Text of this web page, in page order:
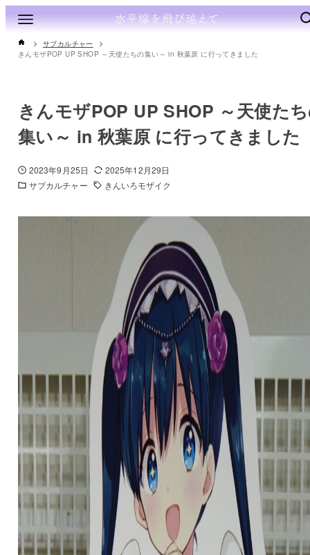
サブカルチャー
きんモザPOP UP SHOP ～天使たちの集い～ in 秋葉原 に行ってきました
きんモザPOP UP SHOP ～天使た
集い～ in 秋葉原 に行ってきました
2023年9月25日
2025年12月29日
サブカルチャー
きんいろモザイク